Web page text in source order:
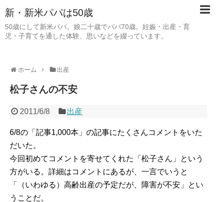
新・新米パパは50歳
50歳にして新米パパ。娘二十歳でパパ70歳。妊娠・出産・育
児・子育てを通した体験、思いなどを綴っています。
ホーム 出産
松子さんの不安
2011/6/8 出産
6/8の「記事1,000本」の記事にたくさんコメントをいた
だいた。
今回初めてコメントを寄せてくれた「松子さん」という
方がいる。詳細はコメントにあるが、一言でいうと
「（いわゆる）高齢出産の予定だが、障害が不安」とい
うことだ。